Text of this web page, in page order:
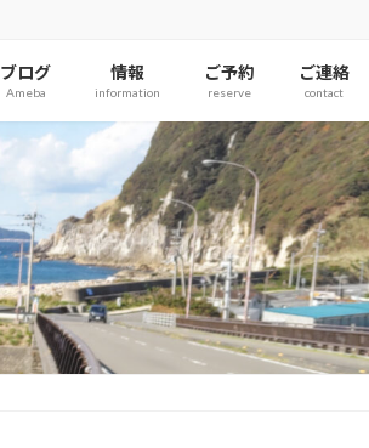
ブログ
Ameba
情報
information
ご予約
reserve
ご連絡
contact